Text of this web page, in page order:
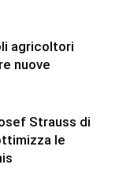
agricoltori
nuove
Strauss di
le